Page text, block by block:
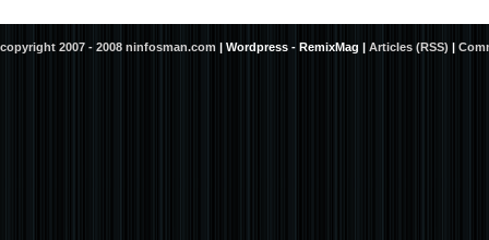
copyright 2007 - 2008 ninfosman.com | Wordpress - RemixMag | Articles (RSS) |